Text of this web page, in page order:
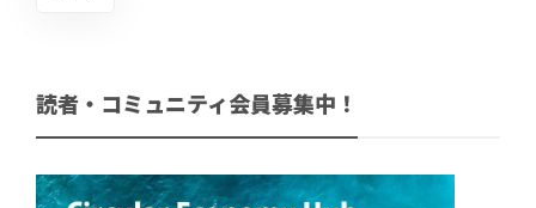
読者・コミュニティ会員募集中！